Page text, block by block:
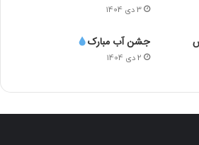
3 دی 1404
جشن آب مبارک
2 دی 1404